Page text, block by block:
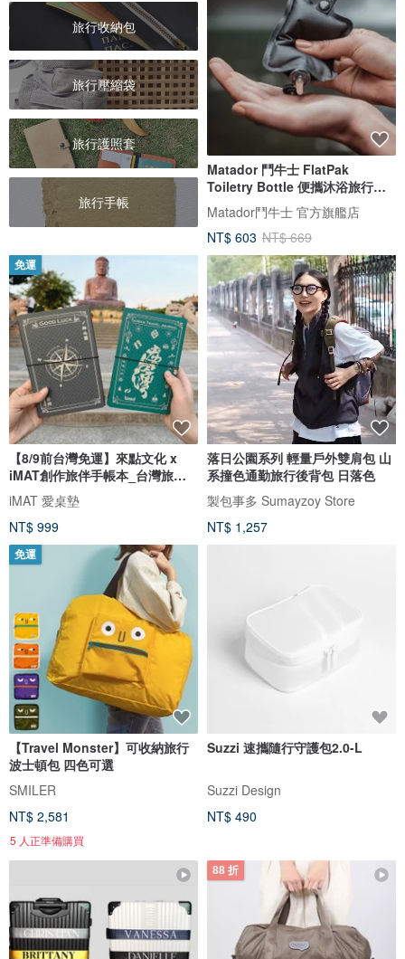
旅行收納包
旅行壓縮袋
旅行護照套
旅行手帳
Matador 鬥牛士 FlatPak
Toiletry Bottle 便攜沐浴旅行分
裝瓶
Matador鬥牛士 官方旗艦店
NT$ 603 NT$ 669
免運
【8/9前台灣免運】來點文化 x
iMAT創作旅伴手帳本_台灣旅行
手帳
iMAT 愛桌墊
NT$ 999
落日公園系列 輕量戶外雙肩包 山
系撞色通勤旅行後背包 日落色
製包事多 Sumayzoy Store
NT$ 1,257
免運
【Travel Monster】可收納旅行
波士頓包 四色可選
SMILER
NT$ 2,581
5 人正準備購買
Suzzi 速攜隨行守護包2.0-L
Suzzi Design
NT$ 490
88 折